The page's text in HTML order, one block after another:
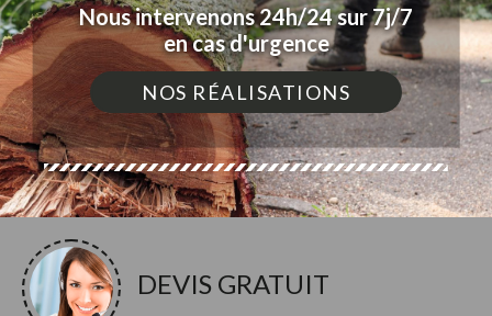
Nous intervenons 24h/24 sur 7j/7
en cas d'urgence
NOS RÉALISATIONS
DEVIS GRATUIT